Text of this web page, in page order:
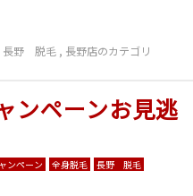
長野 脱毛 , 長野店のカテゴリ
ンペーンお見逃
ンペーン 全身脱毛
長野 脱毛